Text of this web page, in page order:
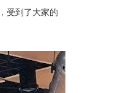
受到了大家的